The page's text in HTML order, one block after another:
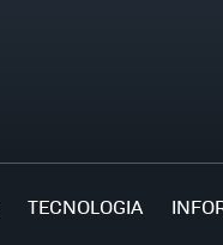
TECNOLOGIA